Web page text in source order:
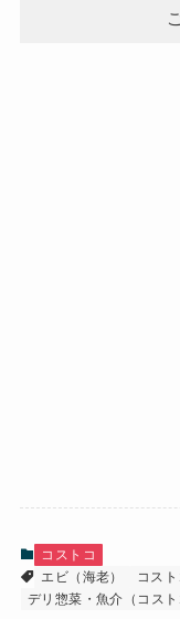
コストコ
エビ（海老）
コスト
デリ惣菜・魚介（コスト